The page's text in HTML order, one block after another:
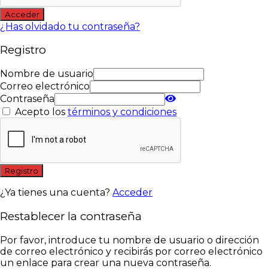
Acceder
¿Has olvidado tu contraseña?
Registro
Nombre de usuario
Correo electrónico
Contraseña
Acepto los términos y condiciones
Registro
¿Ya tienes una cuenta? Acceder
Restablecer la contraseña
Por favor, introduce tu nombre de usuario o dirección
de correo electrónico y recibirás por correo electrónico
un enlace para crear una nueva contraseña.